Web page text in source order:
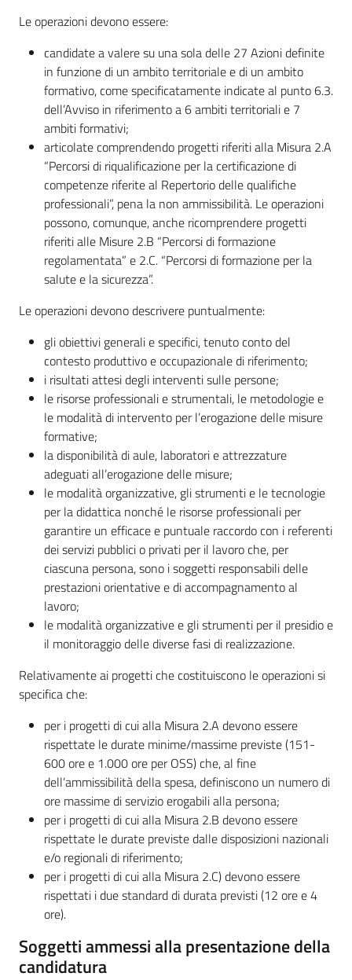
Le operazioni devono essere:
candidate a valere su una sola delle 27 Azioni definite
in funzione di un ambito territoriale e di un ambito
formativo, come specificatamente indicate al punto 6.3.
dell’Avviso in riferimento a 6 ambiti territoriali e 7
ambiti formativi;
articolate comprendendo progetti riferiti alla Misura 2.A
“Percorsi di riqualificazione per la certificazione di
competenze riferite al Repertorio delle qualifiche
professionali”, pena la non ammissibilità. Le operazioni
possono, comunque, anche ricomprendere progetti
riferiti alle Misure 2.B “Percorsi di formazione
regolamentata” e 2.C. “Percorsi di formazione per la
salute e la sicurezza”.
Le operazioni devono descrivere puntualmente:
gli obiettivi generali e specifici, tenuto conto del
contesto produttivo e occupazionale di riferimento;
i risultati attesi degli interventi sulle persone;
le risorse professionali e strumentali, le metodologie e
le modalità di intervento per l’erogazione delle misure
formative;
la disponibilità di aule, laboratori e attrezzature
adeguati all’erogazione delle misure;
le modalità organizzative, gli strumenti e le tecnologie
per la didattica nonché le risorse professionali per
garantire un efficace e puntuale raccordo con i referenti
dei servizi pubblici o privati per il lavoro che, per
ciascuna persona, sono i soggetti responsabili delle
prestazioni orientative e di accompagnamento al
lavoro;
le modalità organizzative e gli strumenti per il presidio e
il monitoraggio delle diverse fasi di realizzazione.
Relativamente ai progetti che costituiscono le operazioni si
specifica che:
per i progetti di cui alla Misura 2.A devono essere
rispettate le durate minime/massime previste (151-
600 ore e 1.000 ore per OSS) che, al fine
dell’ammissibilità della spesa, definiscono un numero di
ore massime di servizio erogabili alla persona;
per i progetti di cui alla Misura 2.B devono essere
rispettate le durate previste dalle disposizioni nazionali
e/o regionali di riferimento;
per i progetti di cui alla Misura 2.C) devono essere
rispettati i due standard di durata previsti (12 ore e 4
ore).
Soggetti ammessi alla presentazione della
candidatura